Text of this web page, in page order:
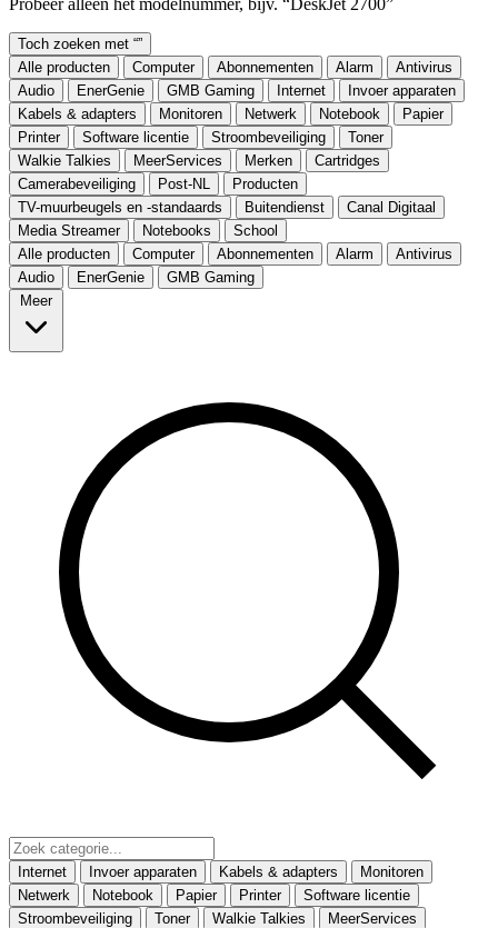
Toch zoeken met “”
Alle producten
Computer Abonnementen Alarm
Antivirus
Audio
EnerGenie GMB Gaming Internet
Invoer apparaten
Kabels & adapters
Monitoren Netwerk Notebook
Papier
Printer
Software licentie Stroombeveiliging
Toner
Walkie Talkies
MeerServices Merken
Cartridges
Camerabeveiliging
Post-NL
Producten
TV-muurbeugels en -standaards
Buitendienst
Canal Digitaal
Media Streamer
Notebooks
School
Alle producten
Computer Abonnementen Alarm
Antivirus
Audio
EnerGenie
GMB Gaming
Meer
Internet Invoer apparaten Kabels & adapters
Monitoren
Netwerk
Notebook Papier Printer
Software licentie
Stroombeveiliging
Toner Walkie Talkies
MeerServices